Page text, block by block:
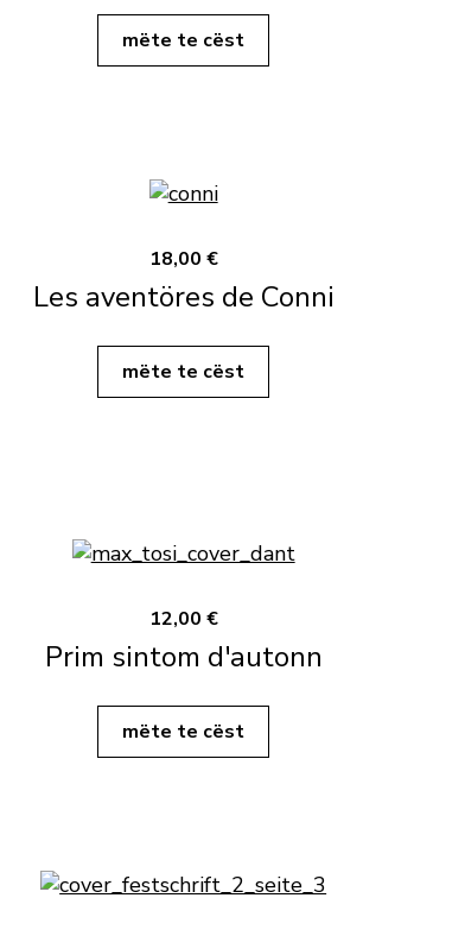
mëte te cëst
18,00 €
Les aventöres de Conni
mëte te cëst
12,00 €
Prim sintom d'autonn
mëte te cëst